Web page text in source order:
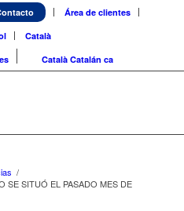
Área de clientes
Català
es Català Catalán ca
/
SE SITUÓ EL PASADO MES DE